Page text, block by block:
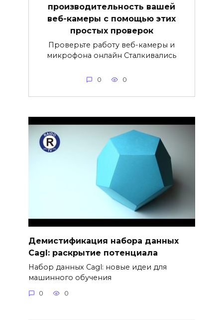
производительность вашей
веб-камеры с помощью этих
простых проверок
Проверьте работу веб-камеры и
микрофона онлайн Сталкивались
0 0
Демистификация набора данных
Cagl: раскрытие потенциала
Набор данных Cagl: новые идеи для
машинного обучения
0 0